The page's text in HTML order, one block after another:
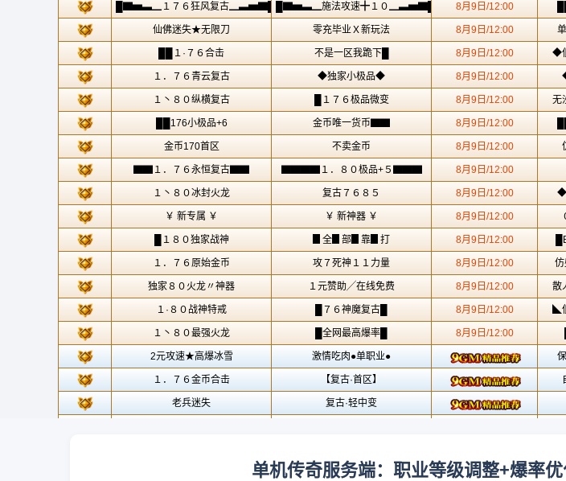
单机传奇服务端：职业等级调整+爆率